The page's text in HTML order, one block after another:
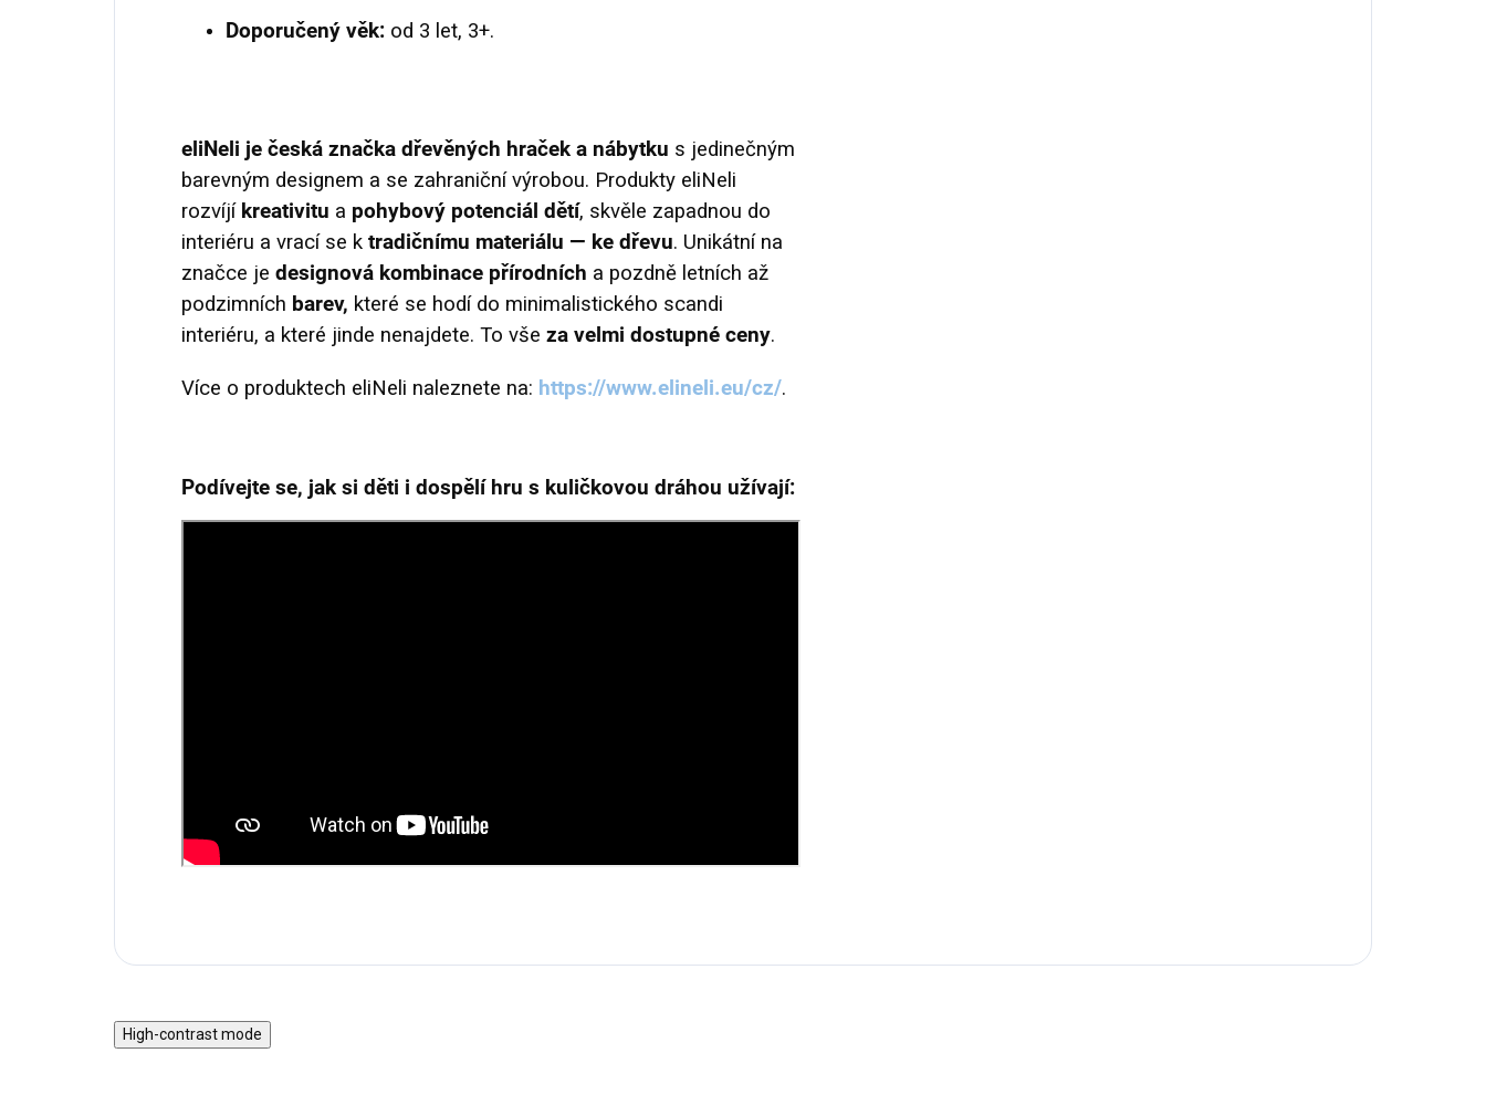
Doporučený věk: od 3 let, 3+.
eliNeli je česká značka dřevěných hraček a nábytku s jedinečným
barevným designem a se zahraniční výrobou. Produkty eliNeli
rozvíjí kreativitu a pohybový potenciál dětí, skvěle zapadnou do
interiéru a vrací se k tradičnímu materiálu — ke dřevu. Unikátní na
značce je designová kombinace přírodních a pozdně letních až
podzimních barev, které se hodí do minimalistického scandi
interiéru, a které jinde nenajdete. To vše za velmi dostupné ceny.
Více o produktech eliNeli naleznete na: https://www.elineli.eu/cz/.
Podívejte se, jak si děti i dospělí hru s kuličkovou dráhou užívají:
High-contrast mode